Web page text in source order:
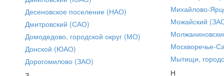
Десеновское поселение (НАО)
Дмитровский (САО)
Домодедово, городской округ (МО)
Донской (ЮАО)
Дорогомилово (ЗАО)
Михайлово-
Можайский
Москворечье-
Мытищи,
Н